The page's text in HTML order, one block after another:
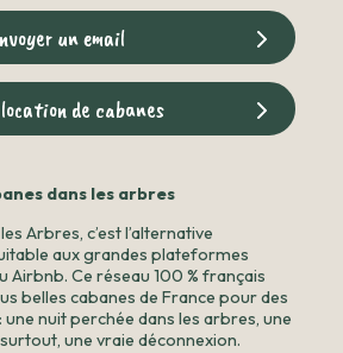
un email
de cabanes
dans les arbres
Arbres, c’est l’alternative
aux grandes plateformes
Airbnb. Ce réseau 100 % français
belles cabanes de France pour des
nuit perchée dans les arbres, une
une vraie déconnexion.